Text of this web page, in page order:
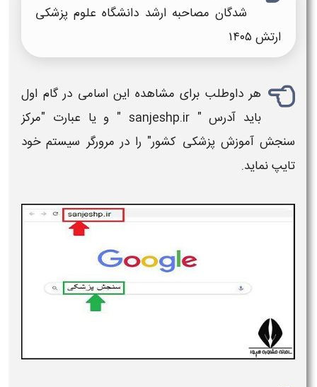
شدگان مصاحبه ارشد دانشگاه علوم پزشکی
ارتش ۱۴۰۵
هر داوطلب برای مشاهده این اسامی در گام اول
باید آدرس "sanjeshp.ir " و یا عبارت "مرکز
سنجش آموزش پزشکی کشور" را در مرورگر سیستم خود
تایپ نماید.